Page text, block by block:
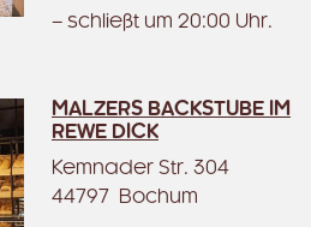
– schließt um 20:00 Uhr.
MALZERS BACKSTUBE IM
REWE DICK
Kemnader Str. 304
44797 Bochum